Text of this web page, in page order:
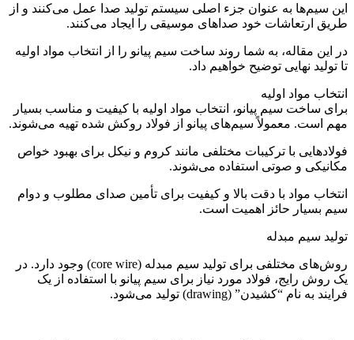
این سیم‌ها به عنوان جزء اصلی سیستم تولید صدا عمل می‌کنند و از
طریق ارتعاشات خود صداهای موسیقی را ایجاد می‌کنند.
در این مقاله، به شما روند ساخت سیم پیانو را از انتخاب مواد اولیه
تا تولید نهایی توضیح خواهیم داد.
انتخاب مواد اولیه
برای ساخت سیم پیانو، انتخاب مواد اولیه با کیفیت و مناسب بسیار
مهم است. معمولاً سیم‌های پیانو از فولاد روکش شده تهیه می‌شوند.
فولادهایی با ترکیبات مختلفی مانند کروم و نیکل برای بهبود خواص
مکانیکی و صوتی استفاده می‌شوند.
انتخاب مواد با دقت بالا و کیفیت برای تأمین صدای مطلوب و دوام
سیم بسیار حائز اهمیت است.
تولید سیم مبدله
روش‌های مختلفی برای تولید سیم مبدله (core wire) وجود دارد. در
یک روش رایج، فولاد مورد نیاز برای سیم پیانو با استفاده از یک
فرایند به نام “کشیدن” (drawing) تولید می‌شود.